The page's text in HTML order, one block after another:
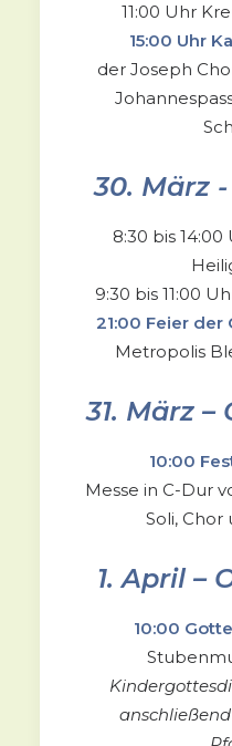
11:00 Uhr
15:00 Uhr
der Joseph
30. März
8:30 bis
9:30 bis 11:00
21:00 Feier der
Metropolis
31. März
10:00
Messe in C-Dur
Soli,
1. April –
10:00